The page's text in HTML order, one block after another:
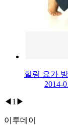
힐링 요가
2014-
◀ 1 ▶
이투데이